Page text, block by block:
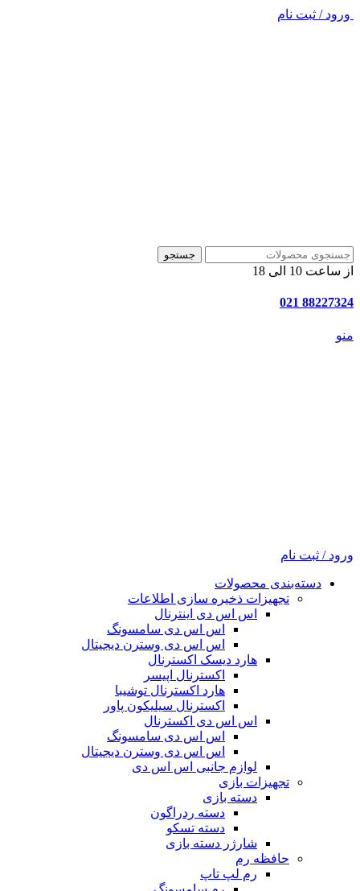
ورود / ثبت نام
جستجو
از ساعت 10 الی 18
88227324 021
منو
ورود / ثبت نام
دسته‌بندی محصولات
تجهیزات ذخیره سازی اطلاعات
اس اس دی اینترنال
اس اس دی سامسونگ
اس اس دی وسترن دیجیتال
هارد دیسک اکسترنال
اکسترنال اپیسر
هارد اکسترنال توشیبا
اکسترنال سیلیکون پاور
اس اس دی اکسترنال
اس اس دی سامسونگ
اس اس دی وسترن دیجیتال
لوازم جانبی اس اس دی
تجهیزات بازی
دسته بازی
دسته ردراگون
دسته تسکو
شارژر دسته بازی
حافظه رم
رم لپ تاپ